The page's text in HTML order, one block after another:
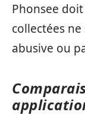
Phonsee
collectées
abusive ou